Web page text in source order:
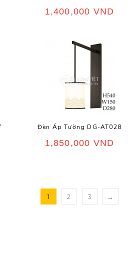
1,400,000 VND
Đèn Áp Tường DG-AT028
1,850,000 VND
1 2 3 →